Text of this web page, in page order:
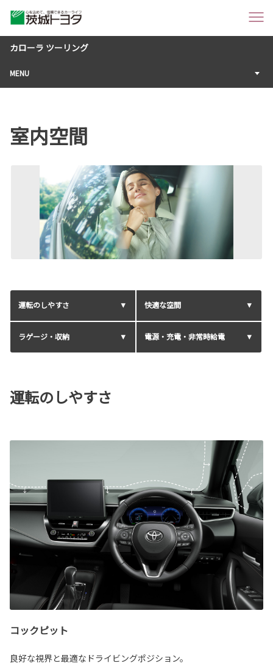
カローラ ツーリング
MENU
室内空間
運転のしやすさ 快適な空間
ラゲージ・収納 電源・充電・非常時給電
運転のしやすさ
コックピット
良好な視界と最適なドライビングポジション。